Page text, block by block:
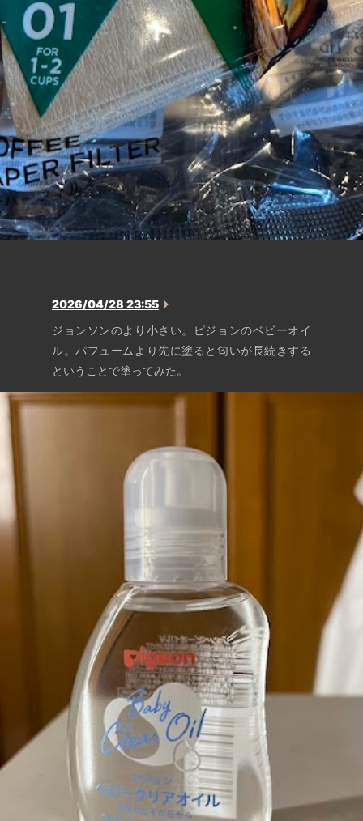
2026/04/28 23:55
ジョンソンのより小さい。ピジョンのベビーオイ
ル。パフュームより先に塗ると匂いが長続きする
ということで塗ってみた。